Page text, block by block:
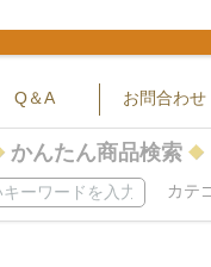
Q＆A お問合わせ
かんたん商品検索
カテ